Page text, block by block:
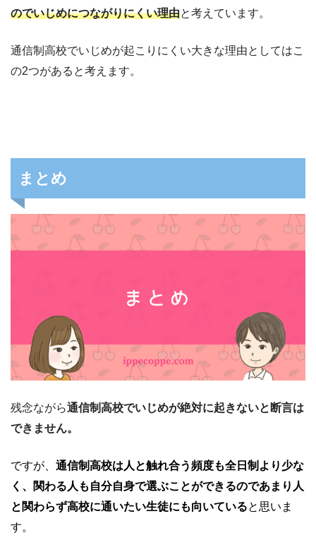
のでいじめにつながりにくい理由と考えています。
通信制高校でいじめが起こりにくい大きな理由としてはこ
の2つがあると考えます。
まとめ
残念ながら通信制高校でいじめが絶対に起きないと断言は
できません。
ですが、 通信制高校は人と触れ合う頻度も全日制より少な
く、関わる人も自分自身で選ぶことができるのであまり人
と関わらず高校に通いたい生徒にも向いていると思いま
す。